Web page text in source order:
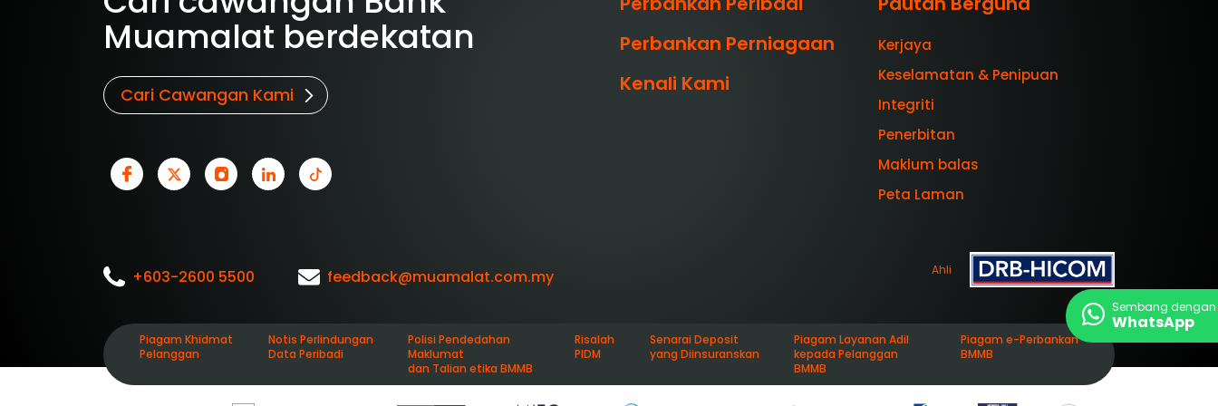
Muamalat berdekatan
Cari Cawangan Kami
Perbankan Perniagaan
Kenali Kami
Kerjaya
Keselamatan & Penipuan
Integriti
Penerbitan
Maklum balas
Peta Laman
+603-2600 5500 feedback@muamalat.com.my Ahli
Piagam Khidmat
Pelanggan
Notis Perlindungan
Data Peribadi
Polisi Pendedahan
Maklumat
dan Talian etika BMMB
Risalah
PIDM
Senarai Deposit
yang Diinsuranskan
Piagam Layanan Adil
kepada Pelanggan
BMMB
Piagam e-Perbankan
BMMB
Sembang
WhatsApp